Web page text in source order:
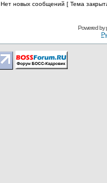
Нет новых сообщений [ Тема
Pоwerеd by